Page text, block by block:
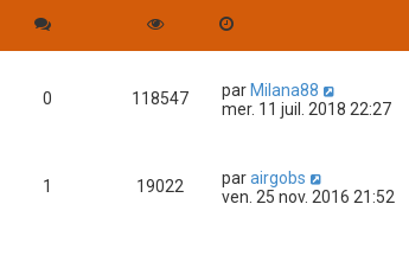
0 118547 par Milana88
mer. 11 juil. 2018 22:27
1 19022 parairgobs
ven. 25 nov. 2016 21:52